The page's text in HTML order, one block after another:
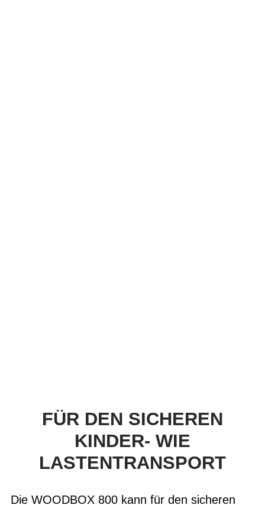
FÜR DEN SICHEREN
KINDER- WIE
LASTENTRANSPORT
Die WOODBOX 800 kann für den sicheren